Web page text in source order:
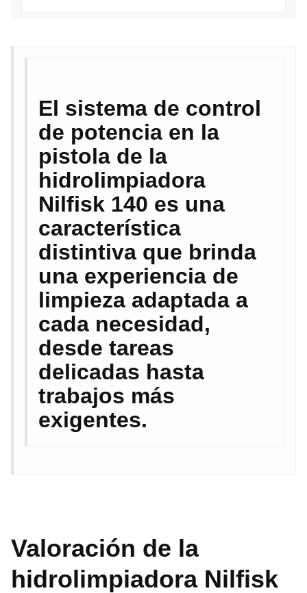
El sistema de control
de potencia en la
pistola de la
hidrolimpiadora
Nilfisk 140 es una
característica
distintiva que brinda
una experiencia de
limpieza adaptada a
cada necesidad,
desde tareas
delicadas hasta
trabajos más
exigentes.
Valoración de la
hidrolimpiadora Nilfisk